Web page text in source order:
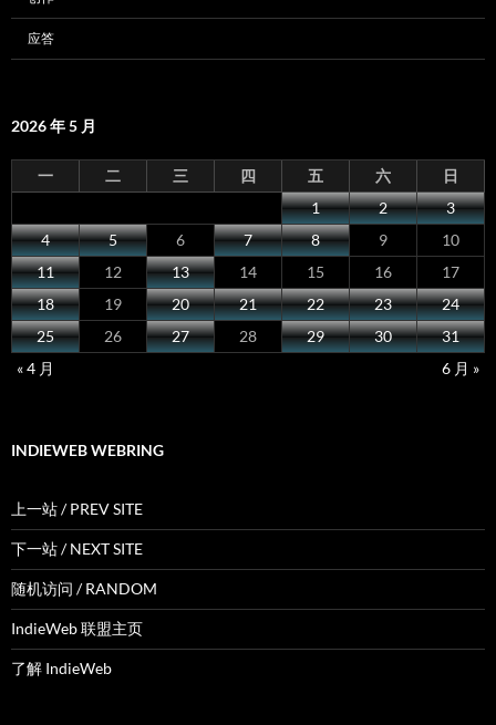
应答
2026 年 5 月
一 二 三 四 五 六
日
1
2
3
4
5 6 7 8 9
10
11
12 13 14 15 16
17
18
19 20 21 22 23
24
25
26 27 28 29 30
31
« 4 月
6 月 »
INDIEWEB WEBRING
上一站 / PREV SITE
下一站 / NEXT SITE
随机访问 / RANDOM
IndieWeb 联盟主页
了解 IndieWeb